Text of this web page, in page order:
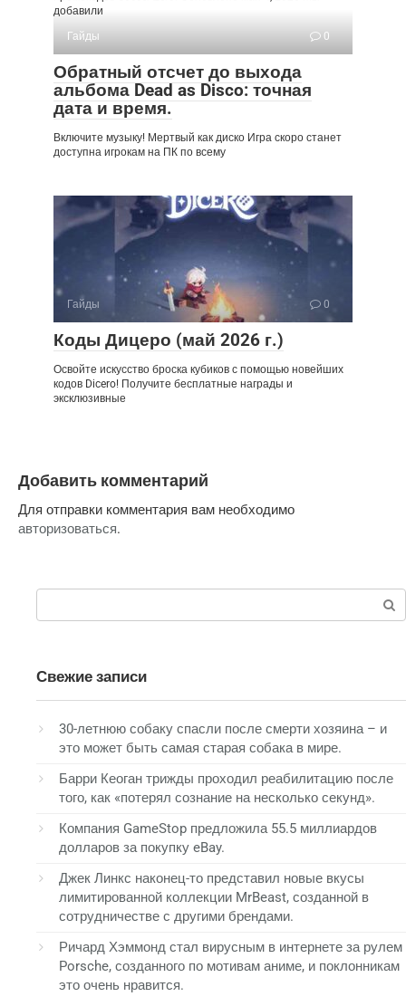
добавили
Гайды
0
Обратный отсчет до выхода
альбома Dead as Disco: точная
дата и время.
Включите музыку! Мертвый как диско Игра скоро станет
доступна игрокам на ПК по всему
Гайды 0
Коды Дицеро (май 2026 г.)
Освойте искусство броска кубиков с помощью новейших
кодов Dicero! Получите бесплатные награды и
эксклюзивные
Добавить комментарий
Для отправки комментария вам необходимо
авторизоваться.
Поиск:
Свежие записи
30-летнюю собаку спасли после смерти хозяина – и
это может быть самая старая собака в мире.
Барри Кеоган трижды проходил реабилитацию после
того, как «потерял сознание на несколько секунд».
Компания GameStop предложила 55.5 миллиардов
долларов за покупку eBay.
Джек Линкс наконец-то представил новые вкусы
лимитированной коллекции MrBeast, созданной в
сотрудничестве с другими брендами.
Ричард Хэммонд стал вирусным в интернете за рулем
Porsche, созданного по мотивам аниме, и поклонникам
это очень нравится.